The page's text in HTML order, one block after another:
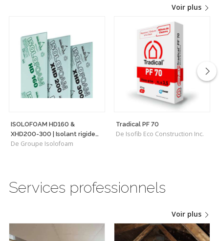
Voir plus
ISOLOFOAM HD160 &
XHD200-300 | Isolant rigide
haute densité polyvalent
De Groupe Isolofoam
Tradical PF 70
De Isofib Eco Construction Inc.
Services professionnels
Voir plus